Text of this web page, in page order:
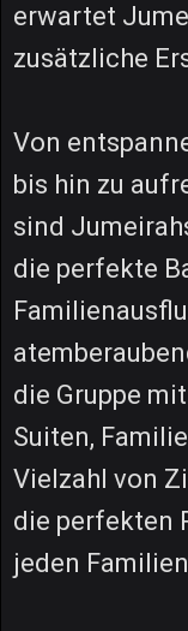
erwartet
zusätzliche
Von
bis hin zu
sind
die perfekte
die Gruppe
Suiten,
Vielzahl von
die perfekten
jeden